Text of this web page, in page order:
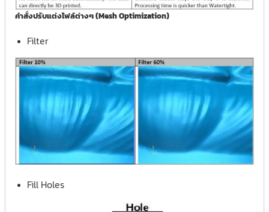
คำสั่งปรับแต่งไฟล์ต่างๆ (Mesh Optimization)
Filter
Fill Holes